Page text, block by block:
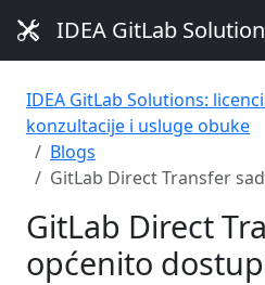
IDEA GitLab
IDEA GitLab Solutions:
konzultacije i usluge obuke
Blogs
GitLab Direct Transfer
GitLab Direct
općenito